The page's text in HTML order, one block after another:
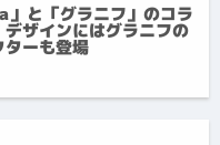
と「グラニフ」のコラ
ザインにはグラニフの
ターも登場